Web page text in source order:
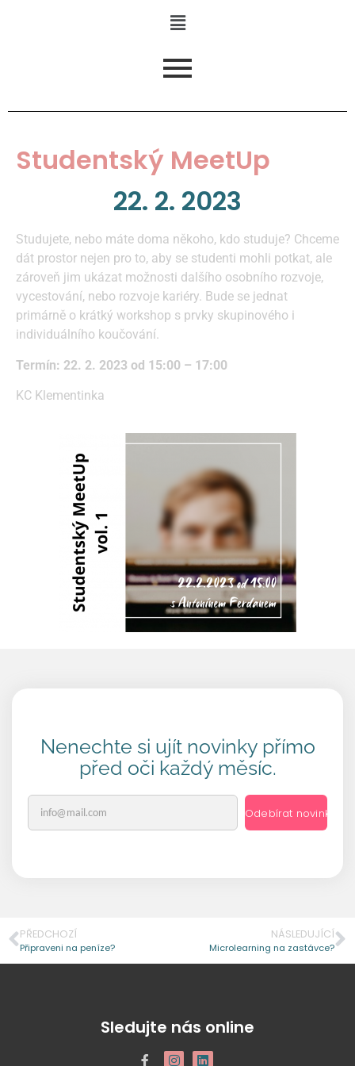
Studentský MeetUp
22. 2. 2023
Studujete, nebo máte doma někoho, kdo studuje? Chceme
dát prostor nejen pro to, aby se studenti mohli potkat, ale
zároveň jim ukázat možnosti dalšího osobního rozvoje,
vycestování, nebo rozvoje kariéry. Bude se jednat
primárně o krátký workshop s prvky skupinového i
individuálního koučování.
Termín: 22. 2. 2023 od 15:00 – 17:00
KC Klementinka
Nenechte si ujít novinky přímo
před oči každý měsíc.
Odebírat novinky
PŘEDCHOZÍ
Připraveni na peníze?
NÁSLEDUJÍCÍ
Microlearning na zastávce?
Sledujte nás online